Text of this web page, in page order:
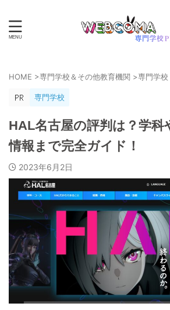
HOME >専門学校＆その他教育機関 >専門学校
専門学校
HAL名古屋の評判は？学科
情報まで完全ガイド！
2023年6月2日